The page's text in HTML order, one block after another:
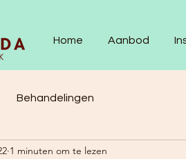
Home Aanbod
Behandelingen
1 minuten om te lezen